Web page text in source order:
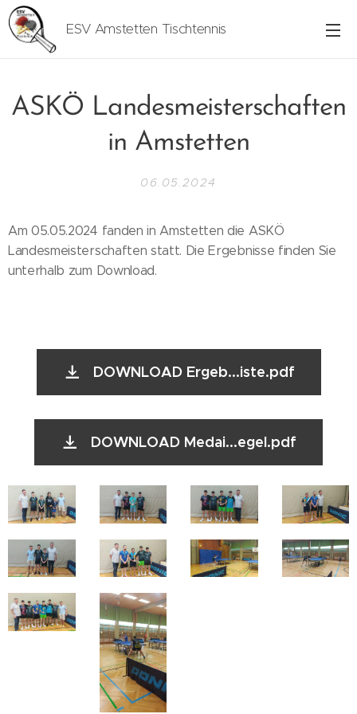
ESV Amstetten Tischtennis
ASKÖ Landesmeisterschaften
in Amstetten
06.05.2024
Am 05.05.2024 fanden in Amstetten die ASKÖ
Landesmeisterschaften statt. Die Ergebnisse finden Sie
unterhalb zum Download.
DOWNLOAD Ergeb...iste.pdf
DOWNLOAD Medai...egel.pdf